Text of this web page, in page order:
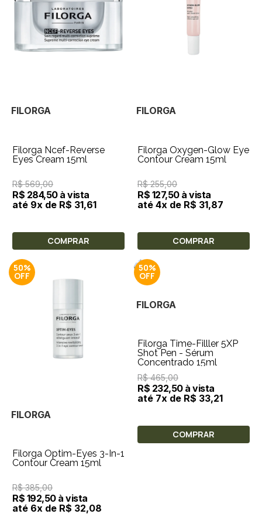
FILORGA
Filorga Ncef-Reverse
Eyes Cream 15ml
R$ 569,00
R$ 284,50 à vista
até 9x de R$ 31,61
COMPRAR
FILORGA
Filorga Oxygen-Glow Eye
Contour Cream 15ml
R$ 255,00
R$ 127,50 à vista
até 4x de R$ 31,87
COMPRAR
50%
FILORGA
Filorga Optim-Eyes 3-In-1
Contour Cream 15ml
R$ 385,00
R$ 192,50 à vista
até 6x de R$ 32,08
50%
FILORGA
Filorga Time-Filller 5XP
Shot Pen - Sérum
Concentrado 15ml
R$ 465,00
R$ 232,50 à vista
até 7x de R$ 33,21
COMPRAR